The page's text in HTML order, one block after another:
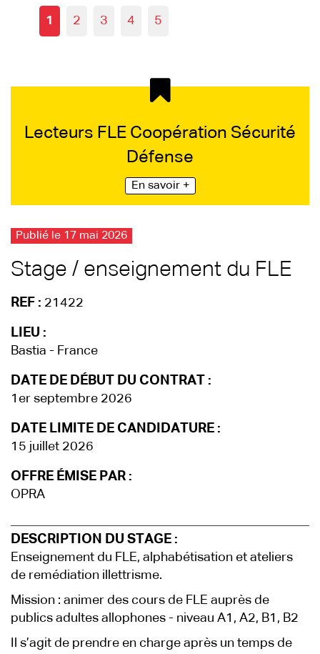
1 2 3 4 5
Lecteurs FLE Coopération Sécurité
Défense
En savoir +
Publié le 17 mai 2026
Stage / enseignement du FLE
REF : 21422
LIEU :
Bastia - France
DATE DE DÉBUT DU CONTRAT :
1er septembre 2026
DATE LIMITE DE CANDIDATURE :
15 juillet 2026
OFFRE ÉMISE PAR :
OPRA
DESCRIPTION DU STAGE :
Enseignement du FLE, alphabétisation et ateliers
de remédiation illettrisme.
Mission : animer des cours de FLE auprès de
publics adultes allophones - niveau A1, A2, B1, B2
Il s’agit de prendre en charge après un temps de